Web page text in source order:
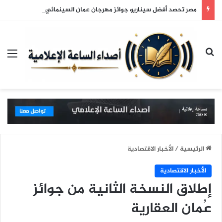
مصر تحصد أفضل سيناريو جوائز مهرجان عمان السينمائي
بحث عن
الرئيسية/الأخبار الاقتصادية
الأخبار الاقتصادية
إطلاق النسخة الثانية من جوائز
عُمان العقارية